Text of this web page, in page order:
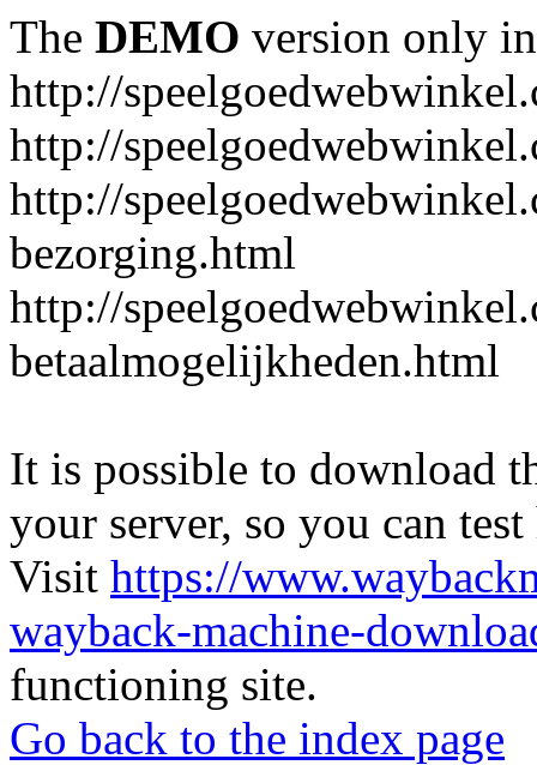
The DEMO version only
http://
http://
http://
bezorging.html
http://
betaalmogelijkheden.html
It is possible to download
your server, so you can
Visit https://
wayback-machine-
functioning site.
Go back to the index page